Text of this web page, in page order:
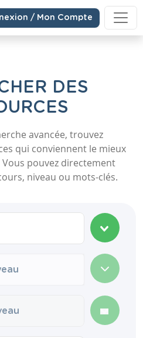
/ Mon Compte
DES
avancée, trouvez
qui conviennent le mieux
pouvez directement
niveau ou mots-clés.